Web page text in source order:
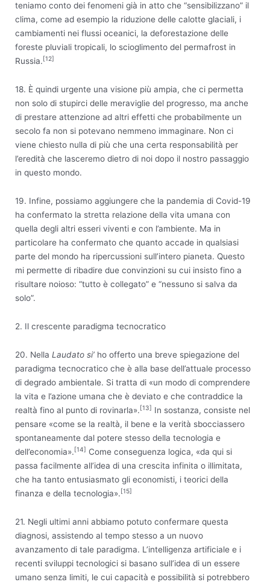
teniamo conto dei fenomeni già in atto che “sensibilizzano” il
clima, come ad esempio la riduzione delle calotte glaciali, i
cambiamenti nei flussi oceanici, la deforestazione delle
foreste pluviali tropicali, lo scioglimento del permafrost in
Russia.[12]
18. È quindi urgente una visione più ampia, che ci permetta
non solo di stupirci delle meraviglie del progresso, ma anche
di prestare attenzione ad altri effetti che probabilmente un
secolo fa non si potevano nemmeno immaginare. Non ci
viene chiesto nulla di più che una certa responsabilità per
l’eredità che lasceremo dietro di noi dopo il nostro passaggio
in questo mondo.
19. Infine, possiamo aggiungere che la pandemia di Covid-19
ha confermato la stretta relazione della vita umana con
quella degli altri esseri viventi e con l’ambiente. Ma in
particolare ha confermato che quanto accade in qualsiasi
parte del mondo ha ripercussioni sull’intero pianeta. Questo
mi permette di ribadire due convinzioni su cui insisto fino a
risultare noioso: “tutto è collegato” e “nessuno si salva da
solo”.
2. Il crescente paradigma tecnocratico
20. Nella Laudato si’ ho offerto una breve spiegazione del
paradigma tecnocratico che è alla base dell’attuale processo
di degrado ambientale. Si tratta di «un modo di comprendere
la vita e l’azione umana che è deviato e che contraddice la
realtà fino al punto di rovinarla».[13] In sostanza, consiste nel
pensare «come se la realtà, il bene e la verità sbocciassero
spontaneamente dal potere stesso della tecnologia e
dell’economia».[14] Come conseguenza logica, «da qui si
passa facilmente all’idea di una crescita infinita o illimitata,
che ha tanto entusiasmato gli economisti, i teorici della
finanza e della tecnologia».[15]
21. Negli ultimi anni abbiamo potuto confermare questa
diagnosi, assistendo al tempo stesso a un nuovo
avanzamento di tale paradigma. L’intelligenza artificiale e i
recenti sviluppi tecnologici si basano sull’idea di un essere
umano senza limiti, le cui capacità e possibilità si potrebbero